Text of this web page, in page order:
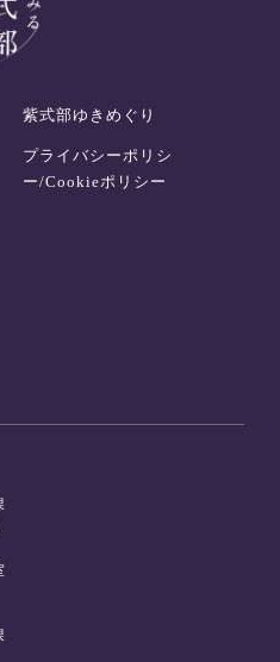
紫式部ゆきめぐり
プライバシーポリシ
ー/Cookieポリシー